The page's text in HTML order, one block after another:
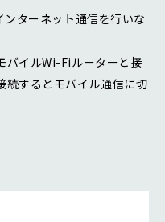
ターネット通信を行いな
バイルWi-Fiルーターと接
続するとモバイル通信に切